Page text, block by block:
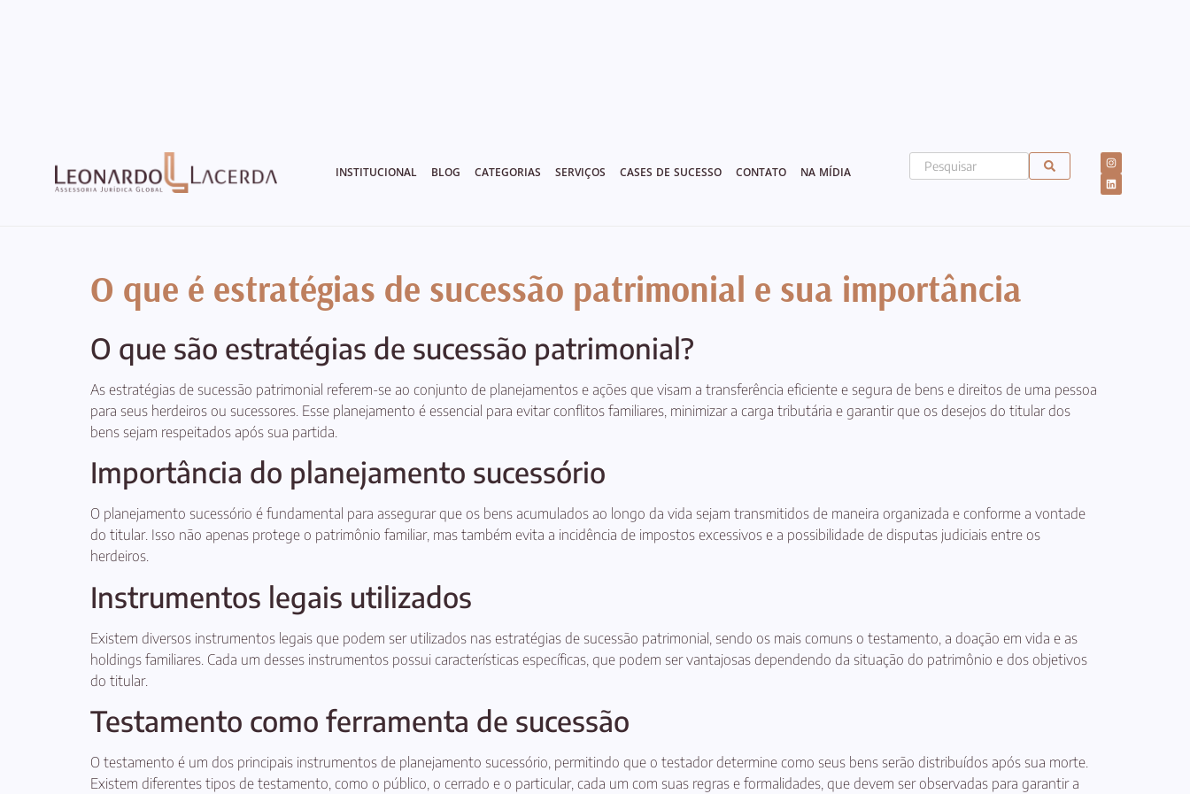
INSTITUCIONAL BLOG CATEGORIAS SERVIÇOS CASES DE SUCESSO CONTATO NA MÍDIA
O que é estratégias de sucessão patrimonial e sua importância
O que são estratégias de sucessão patrimonial?
As estratégias de sucessão patrimonial referem-se ao conjunto de planejamentos e ações que visam a transferência eficiente e segura de bens e direitos de uma pessoa
para seus herdeiros ou sucessores. Esse planejamento é essencial para evitar conflitos familiares, minimizar a carga tributária e garantir que os desejos do titular dos
bens sejam respeitados após sua partida.
Importância do planejamento sucessório
O planejamento sucessório é fundamental para assegurar que os bens acumulados ao longo da vida sejam transmitidos de maneira organizada e conforme a vontade
do titular. Isso não apenas protege o patrimônio familiar, mas também evita a incidência de impostos excessivos e a possibilidade de disputas judiciais entre os
herdeiros.
Instrumentos legais utilizados
Existem diversos instrumentos legais que podem ser utilizados nas estratégias de sucessão patrimonial, sendo os mais comuns o testamento, a doação em vida e as
holdings familiares. Cada um desses instrumentos possui características específicas, que podem ser vantajosas dependendo da situação do patrimônio e dos objetivos
do titular.
Testamento como ferramenta de sucessão
O testamento é um dos principais instrumentos de planejamento sucessório, permitindo que o testador determine como seus bens serão distribuídos após sua morte.
Existem diferentes tipos de testamento, como o público, o cerrado e o particular, cada um com suas regras e formalidades, que devem ser observadas para garantir a